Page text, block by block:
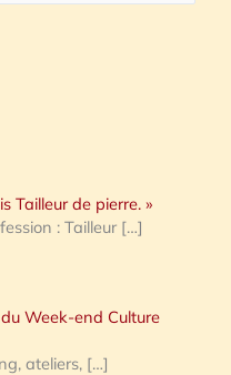
Tailleur de pierre. »
: Tailleur […]
Week-end Culture
ateliers, […]